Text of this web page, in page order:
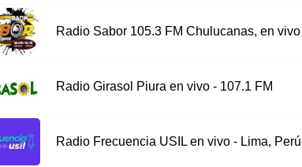
Radio Sabor 105.3 FM Chulucanas, en vivo
Radio Girasol Piura en vivo - 107.1 FM
Radio Frecuencia USIL en vivo - Lima, Perú